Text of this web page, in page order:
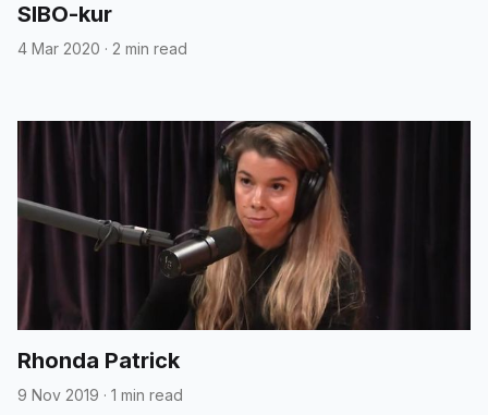
SIBO-kur
4 Mar 2020 · 2 min read
Rhonda Patrick
9 Nov 2019 · 1 min read